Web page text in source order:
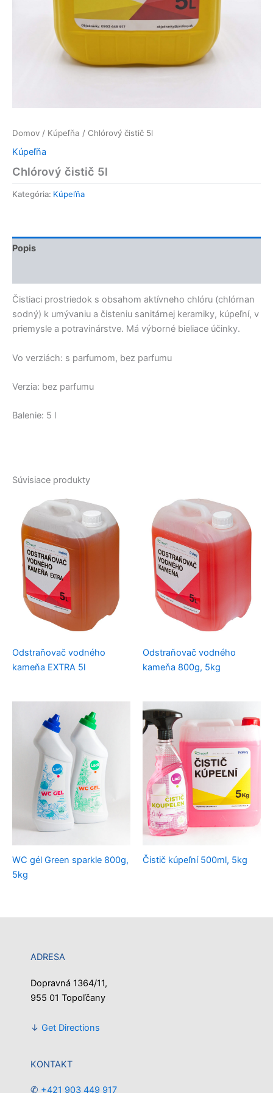
Domov / Kúpeľňa / Chlórový čistič 5l
Kúpeľňa
Chlórový čistič 5l
Kategória: Kúpeľňa
Popis
Čistiaci prostriedok s obsahom aktívneho chlóru (chlórnan
sodný) k umývaniu a čisteniu sanitárnej keramiky, kúpeľní, v
priemysle a potravinárstve. Má výborné bieliace účinky.
Vo verziách: s parfumom, bez parfumu
Verzia: bez parfumu
Balenie: 5 l
Súvisiace produkty
Odstraňovač vodného
kameňa EXTRA 5l
Odstraňovač vodného
kameňa 800g, 5kg
WC gél Green sparkle 800g,
5kg
Čistič kúpeľní 500ml, 5kg
ADRESA
Dopravná 1364/11,
955 01 Topoľčany
↓ Get Directions
KONTAKT
✆ +421 903 449 917